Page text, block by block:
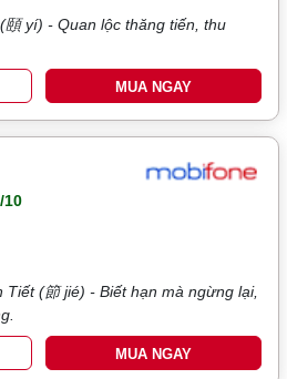
頤 yí) - Quan lộc thăng tiến, thu
MUA NGAY
10
Tiết (節 jié) - Biết hạn mà ngừng lại,
MUA NGAY